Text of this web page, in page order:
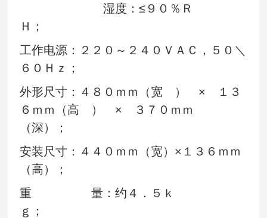
湿度：≤９０％Ｒ
Ｈ；
工作电源：２２０～２４０ＶＡＣ，５０＼
６０Ｈｚ；
外形尺寸：４８０ｍｍ（宽 ） × １３
６ｍｍ（高 ） × ３７０ｍｍ
（深）
安装尺寸：４４０ｍｍ（宽）×１３６ｍｍ
（高）；
重 量：约４．５ｋ
ｇ；